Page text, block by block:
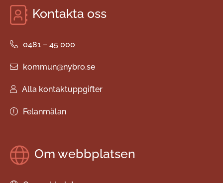
Kontakta oss
0481 – 45 000
kommun@nybro.se
Alla kontaktuppgifter
Felanmälan
Om webbplatsen